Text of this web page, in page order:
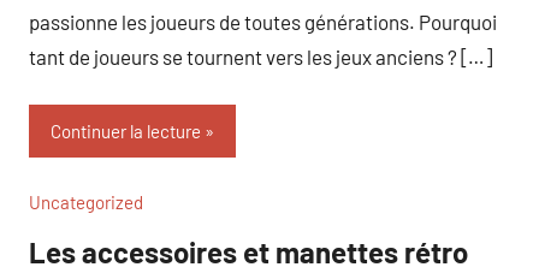
passionne les joueurs de toutes générations. Pourquoi
tant de joueurs se tournent vers les jeux anciens ? […]
Continuer la lecture
Uncategorized
Les accessoires et manettes rétro